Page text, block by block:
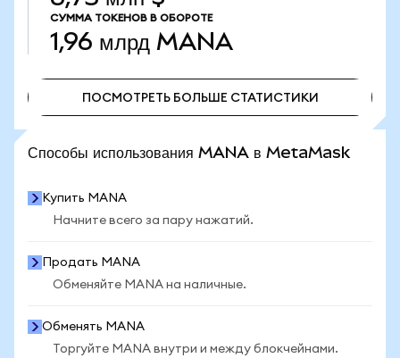
СУММА ТОКЕНОВ В ОБОРОТЕ
1,96 млрд MANA
ПОСМОТРЕТЬ БОЛЬШЕ СТАТИСТИКИ
Способы использования MANA в MetaMask
Купить MANA
Начните всего за пару нажатий.
Продать MANA
Обменяйте MANA на наличные.
Обменять MANA
Торгуйте MANA внутри и между блокчейнами.